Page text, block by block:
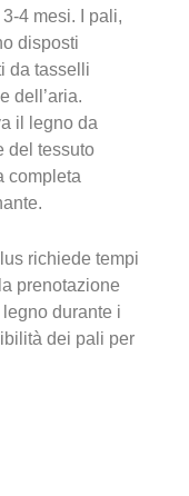
4 mesi. I pali,
disposti
da tasselli
dell’aria.
il legno da
del tessuto
completa
richiede tempi
prenotazione
durante i
dei pali per